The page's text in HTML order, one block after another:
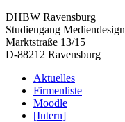
DHBW Ravensburg
Studiengang Mediendesign
Marktstraße 13/15
D-88212 Ravensburg
Aktuelles
Firmenliste
Moodle
[Intern]